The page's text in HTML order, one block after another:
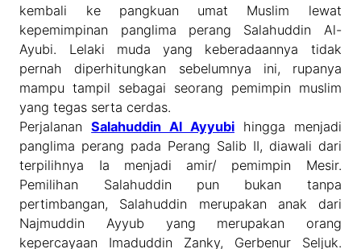
kembali ke pangkuan umat Muslim lewat
kepemimpinan panglima perang Salahuddin Al-
Ayubi. Lelaki muda yang keberadaannya tidak
pernah diperhitungkan sebelumnya ini, rupanya
mampu tampil sebagai seorang pemimpin muslim
yang tegas serta cerdas.
PerjalananSalahuddin Al Ayyubihingga menjadi
panglima perang pada Perang Salib II, diawali dari
terpilihnya Ia menjadi amir/ pemimpin Mesir.
Pemilihan Salahuddin pun bukan tanpa
pertimbangan, Salahuddin merupakan anak dari
Najmuddin Ayyub yang merupakan orang
kepercayaan Imaduddin Zanky, Gerbenur Seljuk.